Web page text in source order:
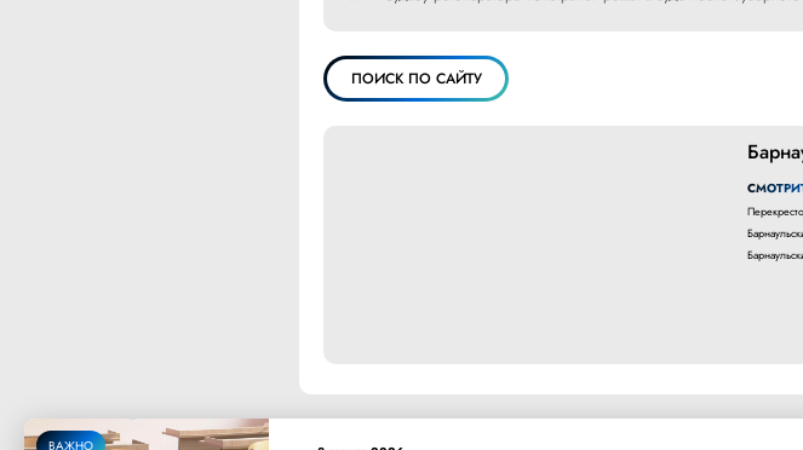
ПОИСК ПО САЙТУ
ВАЖНО